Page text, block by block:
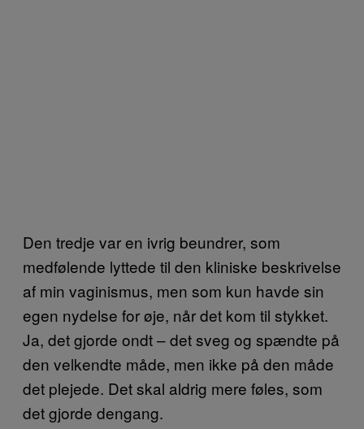
Den tredje var en ivrig beundrer, som
medfølende lyttede til den kliniske beskrivelse
af min vaginismus, men som kun havde sin
egen nydelse for øje, når det kom til stykket.
Ja, det gjorde ondt – det sveg og spændte på
den velkendte måde, men ikke på den måde
det plejede. Det skal aldrig mere føles, som
det gjorde dengang.